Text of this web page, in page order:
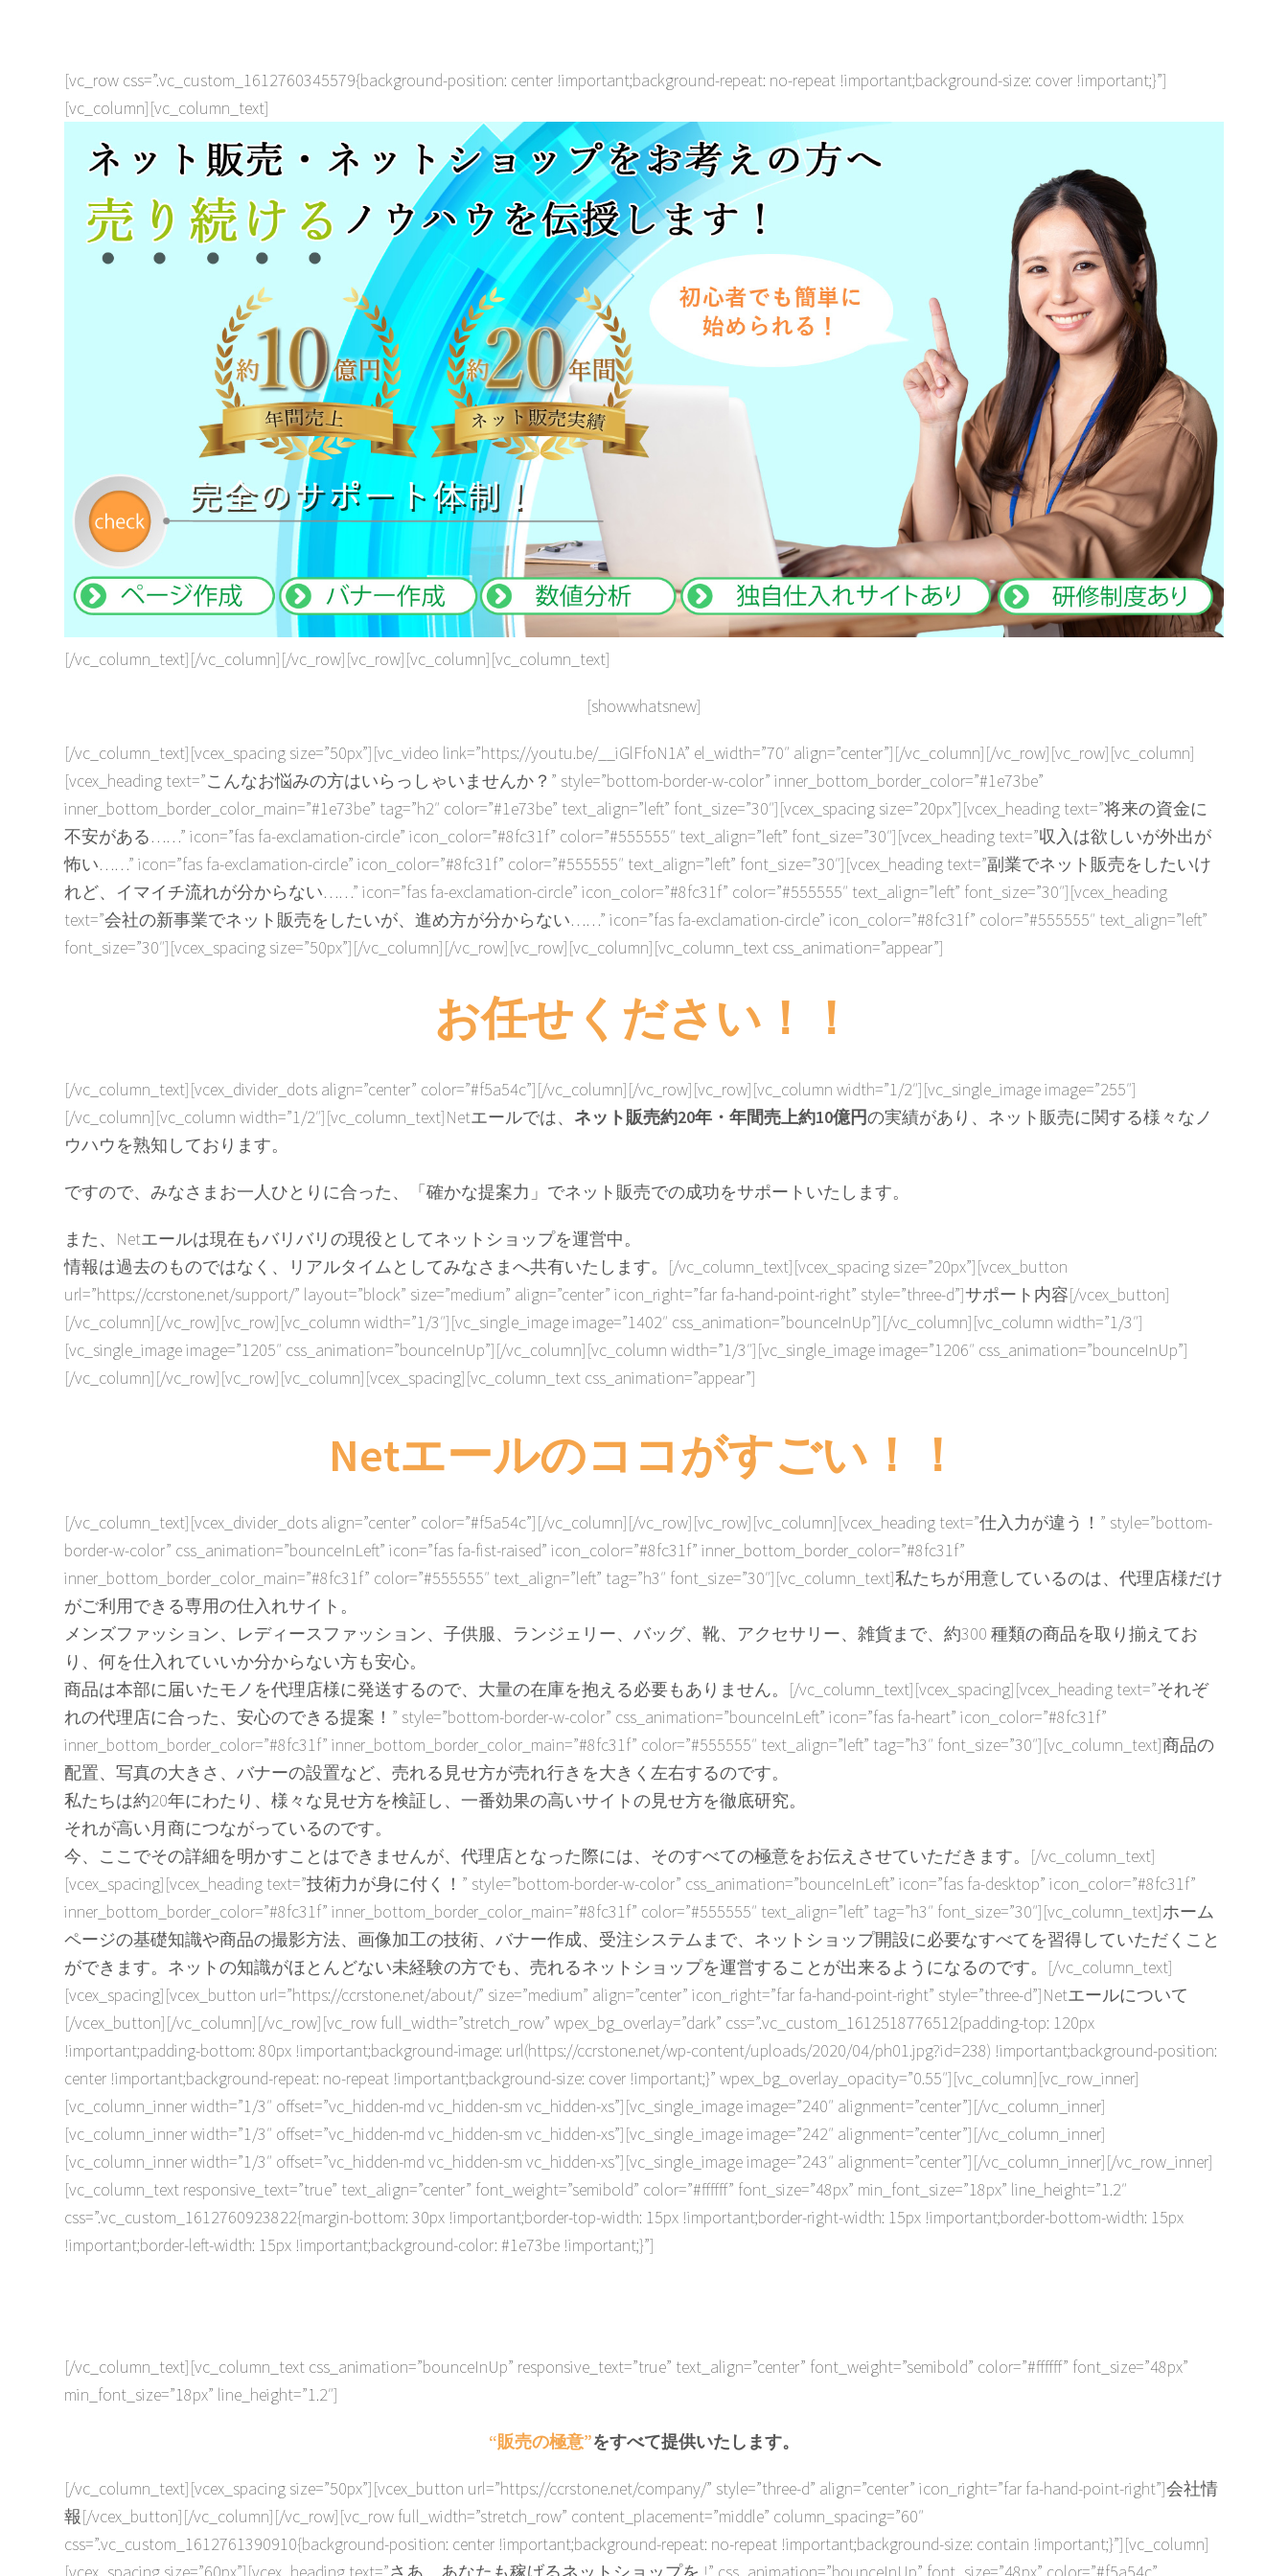
[vc_row css=”.vc_custom_1612760345579{background-position: center !important;background-repeat: no-repeat !important;background-size: cover !important;}”]
[vc_column][vc_column_text]
[/vc_column_text][/vc_column][/vc_row][vc_row][vc_column][vc_column_text]
[showwhatsnew]
[/vc_column_text][vcex_spacing size=”50px”][vc_video link=”https://youtu.be/__iGlFfoN1A” el_width=”70″ align=”center”][/vc_column][/vc_row][vc_row][vc_column]
[vcex_heading text=”こんなお悩みの方はいらっしゃいませんか？” style=”bottom-border-w-color” inner_bottom_border_color=”#1e73be”
inner_bottom_border_color_main=”#1e73be” tag=”h2″ color=”#1e73be” text_align=”left” font_size=”30″][vcex_spacing size=”20px”][vcex_heading text=”将来の資金に
不安がある……” icon=”fas fa-exclamation-circle” icon_color=”#8fc31f” color=”#555555″ text_align=”left” font_size=”30″][vcex_heading text=”収入は欲しいが外出が
怖い……” icon=”fas fa-exclamation-circle” icon_color=”#8fc31f” color=”#555555″ text_align=”left” font_size=”30″][vcex_heading text=”副業でネット販売をしたいけ
れど、イマイチ流れが分からない……” icon=”fas fa-exclamation-circle” icon_color=”#8fc31f” color=”#555555″ text_align=”left” font_size=”30″][vcex_heading
text=”会社の新事業でネット販売をしたいが、進め方が分からない……” icon=”fas fa-exclamation-circle” icon_color=”#8fc31f” color=”#555555″ text_align=”left”
font_size=”30″][vcex_spacing size=”50px”][/vc_column][/vc_row][vc_row][vc_column][vc_column_text css_animation=”appear”]
お任せください！！
[/vc_column_text][vcex_divider_dots align=”center” color=”#f5a54c”][/vc_column][/vc_row][vc_row][vc_column width=”1/2″][vc_single_image image=”255″]
[/vc_column][vc_column width=”1/2″][vc_column_text]Netエールでは、 ネット販売約20年・年間売上約10億円の実績があり、ネット販売に関する様々なノ
ウハウを熟知しております。
ですので、みなさまお一人ひとりに合った、「確かな提案力」でネット販売での成功をサポートいたします。
また、Netエールは現在もバリバリの現役としてネットショップを運営中。
情報は過去のものではなく、リアルタイムとしてみなさまへ共有いたします。 [/vc_column_text][vcex_spacing size=”20px”][vcex_button
url=”https://ccrstone.net/support/” layout=”block” size=”medium” align=”center” icon_right=”far fa-hand-point-right” style=”three-d”]サポート内容[/vcex_button]
[/vc_column][/vc_row][vc_row][vc_column width=”1/3″][vc_single_image image=”1402″ css_animation=”bounceInUp”][/vc_column][vc_column width=”1/3″]
[vc_single_image image=”1205″ css_animation=”bounceInUp”][/vc_column][vc_column width=”1/3″][vc_single_image image=”1206″ css_animation=”bounceInUp”]
[/vc_column][/vc_row][vc_row][vc_column][vcex_spacing][vc_column_text css_animation=”appear”]
Netエールのココがすごい！！
[/vc_column_text][vcex_divider_dots align=”center” color=”#f5a54c”][/vc_column][/vc_row][vc_row][vc_column][vcex_heading text=”仕入力が違う！” style=”bottom-
border-w-color” css_animation=”bounceInLeft” icon=”fas fa-fist-raised” icon_color=”#8fc31f” inner_bottom_border_color=”#8fc31f”
inner_bottom_border_color_main=”#8fc31f” color=”#555555″ text_align=”left” tag=”h3″ font_size=”30″][vc_column_text]私たちが用意しているのは、代理店様だけ
がご利用できる専用の仕入れサイト。
メンズファッション、レディースファッション、子供服、ランジェリー、バッグ、靴、アクセサリー、雑貨まで、約300 種類の商品を取り揃えてお
り、何を仕入れていいか分からない方も安心。
商品は本部に届いたモノを代理店様に発送するので、大量の在庫を抱える必要もありません。 [/vc_column_text][vcex_spacing][vcex_heading text=”それぞ
れの代理店に合った、安心のできる提案！” style=”bottom-border-w-color” css_animation=”bounceInLeft” icon=”fas fa-heart” icon_color=”#8fc31f”
inner_bottom_border_color=”#8fc31f” inner_bottom_border_color_main=”#8fc31f” color=”#555555″ text_align=”left” tag=”h3″ font_size=”30″][vc_column_text]商品の
配置、写真の大きさ、バナーの設置など、売れる見せ方が売れ行きを大きく左右するのです。
私たちは約20年にわたり、様々な見せ方を検証し、一番効果の高いサイトの見せ方を徹底研究。
それが高い月商につながっているのです。
今、ここでその詳細を明かすことはできませんが、代理店となった際には、そのすべての極意をお伝えさせていただきます。 [/vc_column_text]
[vcex_spacing][vcex_heading text=”技術力が身に付く！” style=”bottom-border-w-color” css_animation=”bounceInLeft” icon=”fas fa-desktop” icon_color=”#8fc31f”
inner_bottom_border_color=”#8fc31f” inner_bottom_border_color_main=”#8fc31f” color=”#555555″ text_align=”left” tag=”h3″ font_size=”30″][vc_column_text]ホーム
ページの基礎知識や商品の撮影方法、画像加工の技術、バナー作成、受注システムまで、ネットショップ開設に必要なすべてを習得していただくこと
ができます。ネットの知識がほとんどない未経験の方でも、売れるネットショップを運営することが出来るようになるのです。 [/vc_column_text]
[vcex_spacing][vcex_button url=”https://ccrstone.net/about/” size=”medium” align=”center” icon_right=”far fa-hand-point-right” style=”three-d”]Netエールについて
[/vcex_button][/vc_column][/vc_row][vc_row full_width=”stretch_row” wpex_bg_overlay=”dark” css=”.vc_custom_1612518776512{padding-top: 120px
!important;padding-bottom: 80px !important;background-image: url(https://ccrstone.net/wp-content/uploads/2020/04/ph01.jpg?id=238) !important;background-position:
center !important;background-repeat: no-repeat !important;background-size: cover !important;}” wpex_bg_overlay_opacity=”0.55″][vc_column][vc_row_inner]
[vc_column_inner width=”1/3″ offset=”vc_hidden-md vc_hidden-sm vc_hidden-xs”][vc_single_image image=”240″ alignment=”center”][/vc_column_inner]
[vc_column_inner width=”1/3″ offset=”vc_hidden-md vc_hidden-sm vc_hidden-xs”][vc_single_image image=”242″ alignment=”center”][/vc_column_inner]
[vc_column_inner width=”1/3″ offset=”vc_hidden-md vc_hidden-sm vc_hidden-xs”][vc_single_image image=”243″ alignment=”center”][/vc_column_inner][/vc_row_inner]
[vc_column_text responsive_text=”true” text_align=”center” font_weight=”semibold” color=”#ffffff” font_size=”48px” min_font_size=”18px” line_height=”1.2″
css=”.vc_custom_1612760923822{margin-bottom: 30px !important;border-top-width: 15px !important;border-right-width: 15px !important;border-bottom-width: 15px
!important;border-left-width: 15px !important;background-color: #1e73be !important;}”]
[/vc_column_text][vc_column_text css_animation=”bounceInUp” responsive_text=”true” text_align=”center” font_weight=”semibold” color=”#ffffff” font_size=”48px”
min_font_size=”18px” line_height=”1.2″]
“販売の極意”をすべて提供いたします。
[/vc_column_text][vcex_spacing size=”50px”][vcex_button url=”https://ccrstone.net/company/” style=”three-d” align=”center” icon_right=”far fa-hand-point-right”]会社情
報[/vcex_button][/vc_column][/vc_row][vc_row full_width=”stretch_row” content_placement=”middle” column_spacing=”60″
css=”.vc_custom_1612761390910{background-position: center !important;background-repeat: no-repeat !important;background-size: contain !important;}”][vc_column]
[vcex_spacing size=”60px”][vcex_heading text=”さあ、あなたも稼げるネットショップを !” css_animation=”bounceInUp” font_size=”48px” color=”#f5a54c”